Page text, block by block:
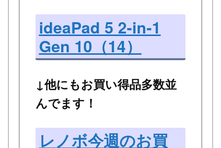
ideaPad 5 2-in-1
Gen 10（14）
↓他にもお買い得品多数並
んでます！
レノボ今週のお買